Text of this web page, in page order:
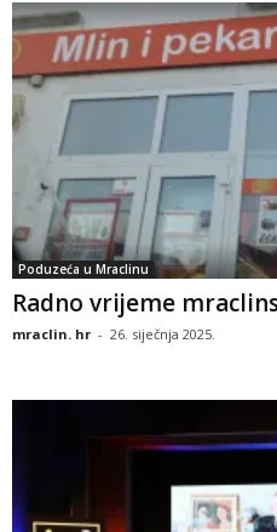
Poduzeća u Mraclinu
Radno vrijeme
mraclin. hr - 26. siječnja 2025.